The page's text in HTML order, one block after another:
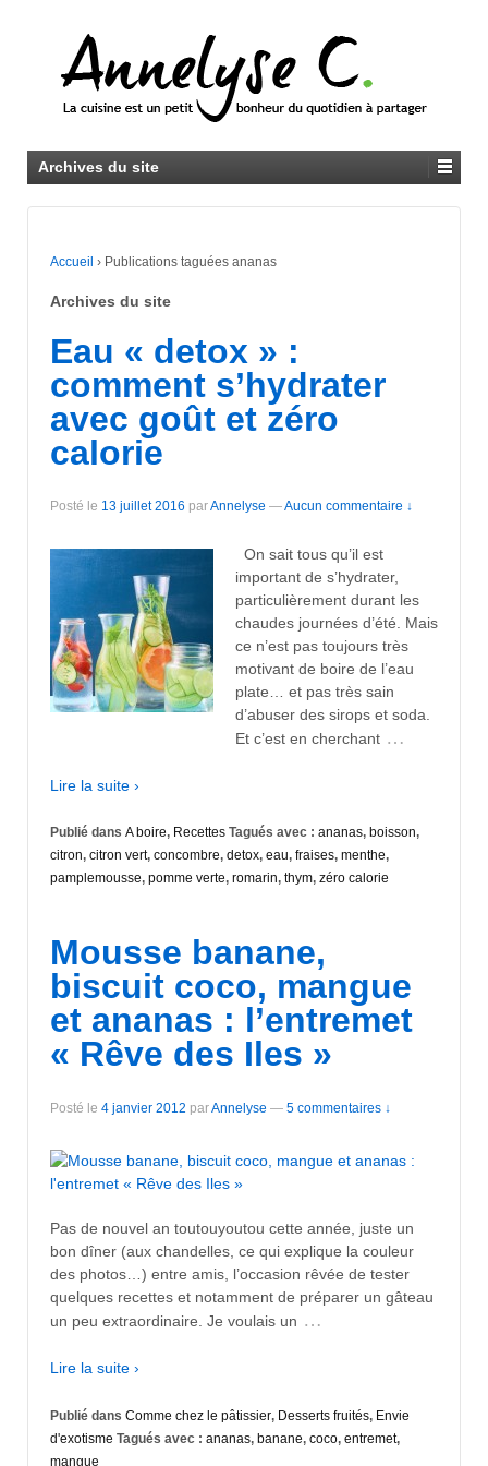
Archives du site
Accueil › Publications taguées ananas
Archives du site
Eau « detox » :
comment s’hydrater
avec goût et zéro
calorie
Posté le 13 juillet 2016 parAnnelyse —Aucun commentaire ↓
On sait tous qu’il est
important de s’hydrater,
particulièrement durant les
chaudes journées d’été. Mais
ce n’est pas toujours très
motivant de boire de l’eau
plate… et pas très sain
d’abuser des sirops et soda.
Et c’est en cherchant …
Lire la suite ›
Publié dans A boire, Recettes Tagués avec : ananas, boisson,
citron, citron vert, concombre, detox, eau, fraises, menthe,
pamplemousse, pomme verte, romarin, thym, zéro calorie
Mousse banane,
biscuit coco, mangue
et ananas : l’entremet
« Rêve des Iles »
Posté le 4 janvier 2012 parAnnelyse — 5 commentaires ↓
Pas de nouvel an toutouyoutou cette année, juste un
bon dîner (aux chandelles, ce qui explique la couleur
des photos…) entre amis, l’occasion rêvée de tester
quelques recettes et notamment de préparer un gâteau
un peu extraordinaire. Je voulais un …
Lire la suite ›
Publié dans Comme chez le pâtissier, Desserts fruités, Envie
d'exotisme Tagués avec : ananas, banane, coco, entremet,
mangue